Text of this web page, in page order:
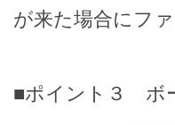
が来た場合にフ
■ポイント３ ボ